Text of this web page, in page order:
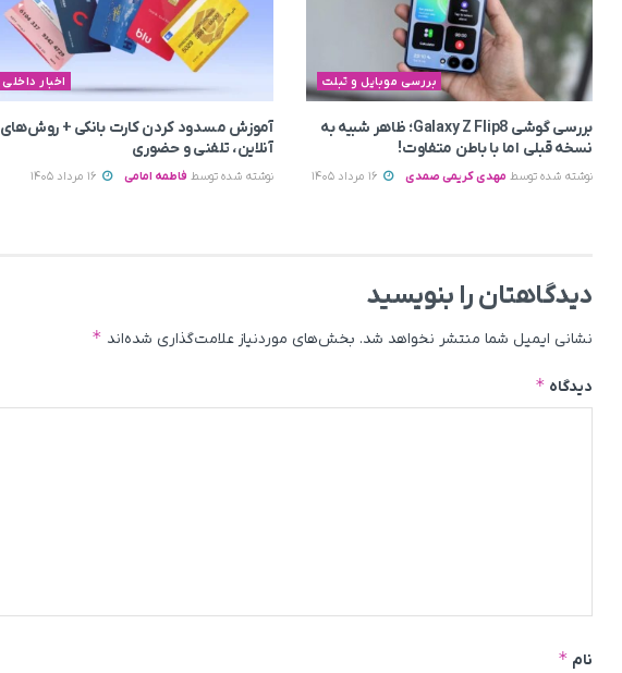
بررسی موبایل و تبلت
بررسی گوشی Galaxy Z Flip8؛ ظاهر شبیه به
نسخه قبلی اما با باطن متفاوت!
نوشته شده توسط مهدی کریمی صمدی
اخبار داخلی
آموزش مسدود کردن کارت بانکی + روش‌های
آنلاین، تلفنی و حضوری
نوشته شده توسط فاطمه امامی
دیدگاهتان را بنویسید
نشانی ایمیل شما منتشر نخواهد شد. بخش‌های موردنیاز علامت‌گذاری شده‌اند *
دیدگاه *
نام *